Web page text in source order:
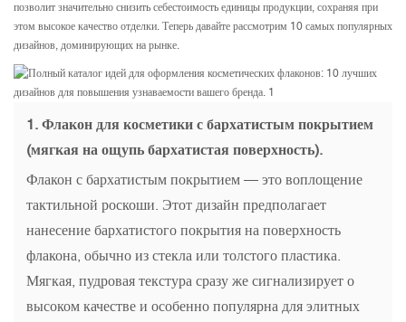
позволит значительно снизить себестоимость единицы продукции, сохраняя при
этом высокое качество отделки. Теперь давайте рассмотрим 10 самых популярных
дизайнов, доминирующих на рынке.
1. Флакон для косметики с бархатистым покрытием
(мягкая на ощупь бархатистая поверхность).
Флакон с бархатистым покрытием — это воплощение
тактильной роскоши. Этот дизайн предполагает
нанесение бархатистого покрытия на поверхность
флакона, обычно из стекла или толстого пластика.
Мягкая, пудровая текстура сразу же сигнализирует о
высоком качестве и особенно популярна для элитных